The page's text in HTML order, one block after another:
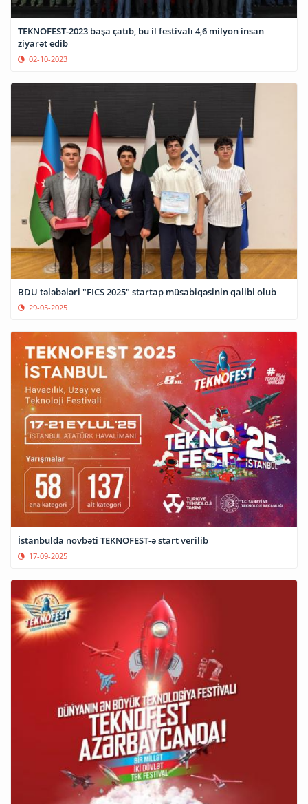
TEKNOFEST-2023 başa çatıb, bu il festivalı 4,6 milyon insan
ziyarət edib
02-10-2023
BDU tələbələri "FICS 2025" startap müsabiqəsinin qalibi olub
29-05-2025
İstanbulda növbəti TEKNOFEST-ə start verilib
17-09-2025